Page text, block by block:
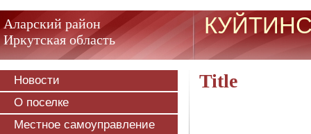
Аларский район
Иркутская область
Новости
О поселке
Местное самоуправление
Title